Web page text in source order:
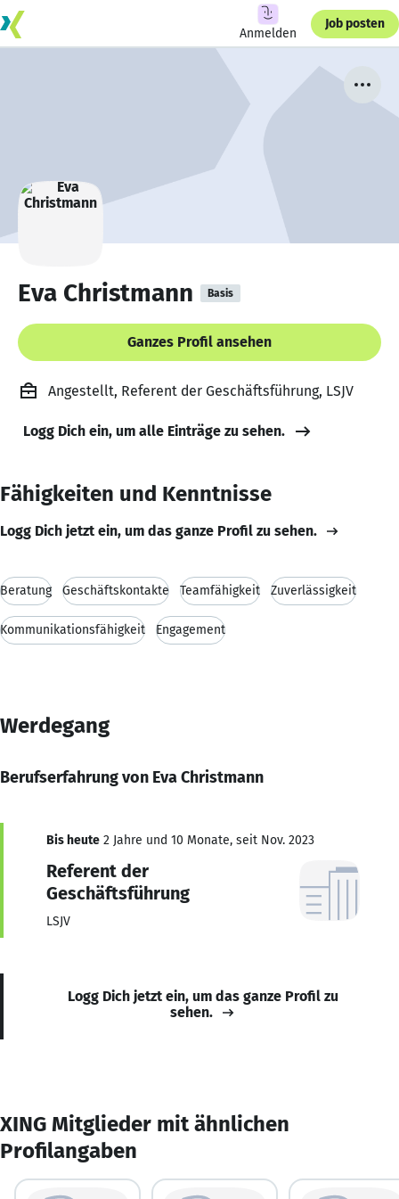
Anmelden
Job posten
Eva Christmann Basis
Ganzes Profil ansehen
Angestellt, Referent der Geschäftsführung, LSJV
Logg Dich ein, um alle Einträge zu sehen.
Fähigkeiten und Kenntnisse
Logg Dich jetzt ein, um das ganze Profil zu sehen.
Beratung Geschäftskontakte Teamfähigkeit Zuverlässigkeit
Kommunikationsfähigkeit Engagement
Werdegang
Berufserfahrung von Eva Christmann
Bis heute 2 Jahre und 10 Monate, seit Nov. 2023
Referent der
Geschäftsführung
LSJV
Logg Dich jetzt ein, um das ganze Profil zu
sehen.
XING Mitglieder mit ähnlichen
Profilangaben